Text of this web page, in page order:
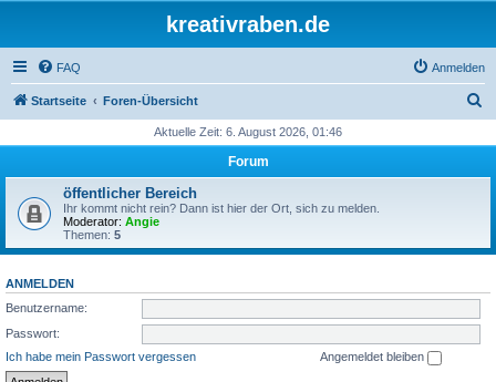
kreativraben.de
FAQ Anmelden
Startseite Foren-Übersicht
h
Aktuelle Zeit: 6. August 2026, 01:46
Forum
öffentlicher Bereich
Ihr kommt nicht rein? Dann ist hier der Ort, sich zu melden.
Moderator: Angie
Themen: 5
ANMELDEN
Benutzername:
Passwort:
Ich habe mein Passwort vergessen
Angemeldet bleiben